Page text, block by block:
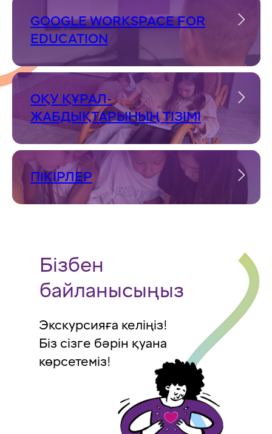
GOOGLE WORKSPACE FOR
EDUCATION
ОҚУ ҚҰРАЛ-
ЖАБДЫҚТАРЫНЫҢ ТІЗІМІ
ПІКІРЛЕР
Бізбен
байланысыңыз
Экскурсияға келіңіз!
Біз сізге бәрін қуана
көрсетеміз!